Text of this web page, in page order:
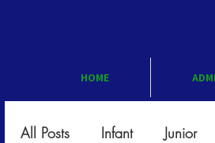
HOME
All Posts Infant Junior